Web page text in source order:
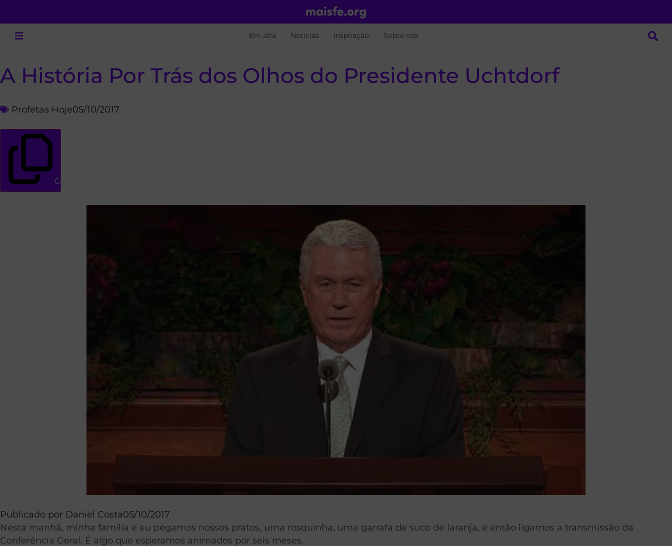
Em alta Notícias Inspiração Sobre nós
A História Por Trás dos Olhos do Presidente Uchtdorf
Profetas Hoje05/10/2017
Copiar link
Publicado por Daniel Costa05/10/2017
Nesta manhã, minha família e eu pegamos nossos pratos, uma rosquinha, uma garrafa de suco de laranja, e então ligamos a transmissão da
Conferência Geral. É algo que esperamos animados por seis meses.